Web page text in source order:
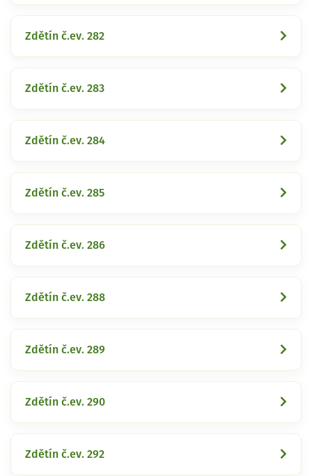
Zdětín č.ev. 282
Zdětín č.ev. 283
Zdětín č.ev. 284
Zdětín č.ev. 285
Zdětín č.ev. 286
Zdětín č.ev. 288
Zdětín č.ev. 289
Zdětín č.ev. 290
Zdětín č.ev. 292